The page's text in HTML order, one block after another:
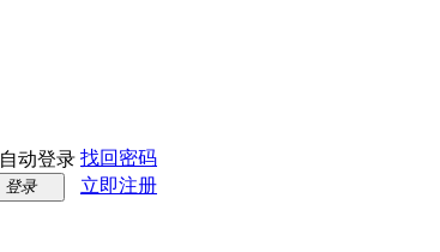
自动登录 找回密码
登录
立即注册